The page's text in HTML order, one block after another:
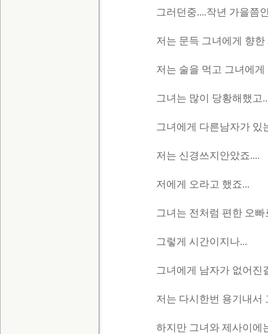
그러던중....작년 가을쯤
저는 문득 그녀에게 향
저는 술을 먹고 그녀에
그녀는 많이 당황해했고
그녀에게 다른남자가 있
저는 신경쓰지안았죠....
저에게 오라고 했죠...
그녀는 전처럼 편한 오
그렇게 시간이지나...
그녀에게 남자가 없어진
저는 다시한번 용기내서
하지만 그녀와 제사이에